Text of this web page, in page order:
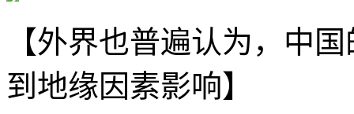
【外界也普遍认为，中
到地缘因素影响】